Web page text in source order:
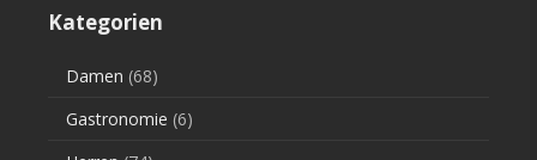
Kategorien
Damen (68)
Gastronomie (6)